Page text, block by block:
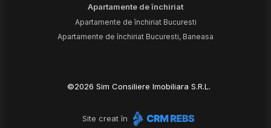
Apartamente de închiriat
Apartamente de închiriat Bucuresti
Apartamente de închiriat Bucuresti, Baneasa
©2026 Sim Consiliere Imobiliara S.R.L.
Site creat în